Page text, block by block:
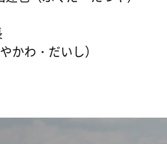
わ・だいし）